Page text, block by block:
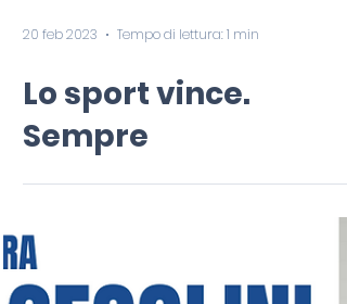
20 feb 2023